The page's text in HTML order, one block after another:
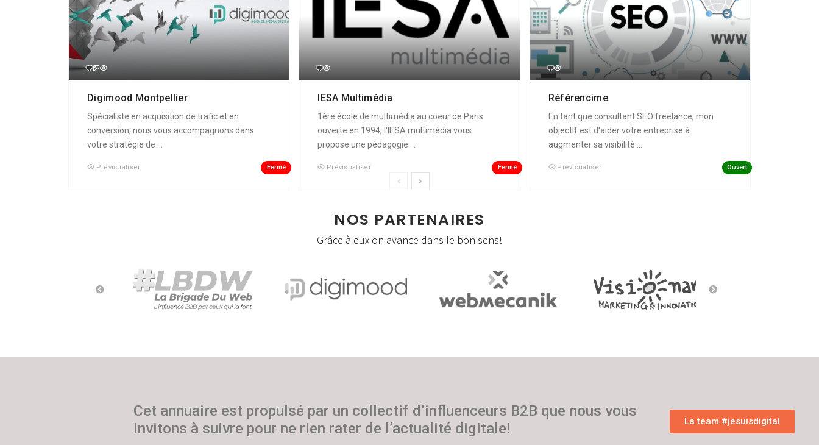
Digimood Montpellier
Spécialiste en acquisition de trafic et en
conversion, nous vous accompagnons dans
votre stratégie de ...
Prévisualiser Fermé
IESA Multimédia
1ère école de multimédia au coeur de Paris
ouverte en 1994, l'IESA multimédia vous
propose une pédagogie ...
Prévisualiser Fermé
Référencime
En tant que consultant SEO freelance, mon
objectif est d'aider votre entreprise à
augmenter sa visibilité ...
Prévisualiser Ouvert
NOS PARTENAIRES
Grâce à eux on avance dans le bon sens!
Cet annuaire est propulsé par un collectif d’influenceurs B2B que nous vous
invitons à suivre pour ne rien rater de l’actualité digitale!
La team #jesuisdigital